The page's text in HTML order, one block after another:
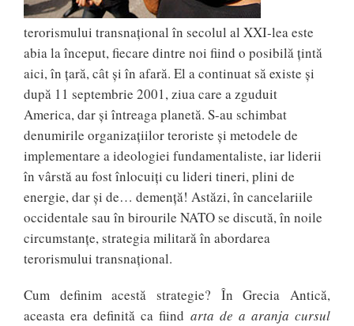
terorismului transnațional în secolul al XXI-lea este
abia la început, fiecare dintre noi fiind o posibilă țintă
aici, în țară, cât și în afară. El a continuat să existe și
după 11 septembrie 2001, ziua care a zguduit
America, dar și întreaga planetă. S-au schimbat
denumirile organizațiilor teroriste și metodele de
implementare a ideologiei fundamentaliste, iar liderii
în vârstă au fost înlocuiți cu lideri tineri, plini de
energie, dar și de… demență! Astăzi, în cancelariile
occidentale sau în birourile NATO se discută, în noile
circumstanțe, strategia militară în abordarea
terorismului transnațional.
Cum definim acestă strategie? În Grecia Antică,
aceasta era definită ca fiind arta de a aranja cursul